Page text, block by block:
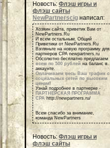
Новость: Флэш игры и
флэш сайты
NewPartnerscig написал:
Хозяин сайта, приветик Вам от
NewPartners.Ru
И всем остальным, Общий
Приветики от NewPartners.Ru
Взгляньте на новую программу для
партнеров СРА newpartners.ru
Обсолютно бесплатно предлагаем
всем по 500 рублей на баланс в
аккаунте.
Оплачиваем весь Ваш трафик с
социальных сетей по высоким
ценам!
Узнай подробнее в партнерке -
ПАРТНЕРСКАЯ ПРОГРАММА
СРА http://newpartners.ru/
Всем спасибо за внимание,
команда NewPartners
Новость: Флэш игры и
флэш сайты